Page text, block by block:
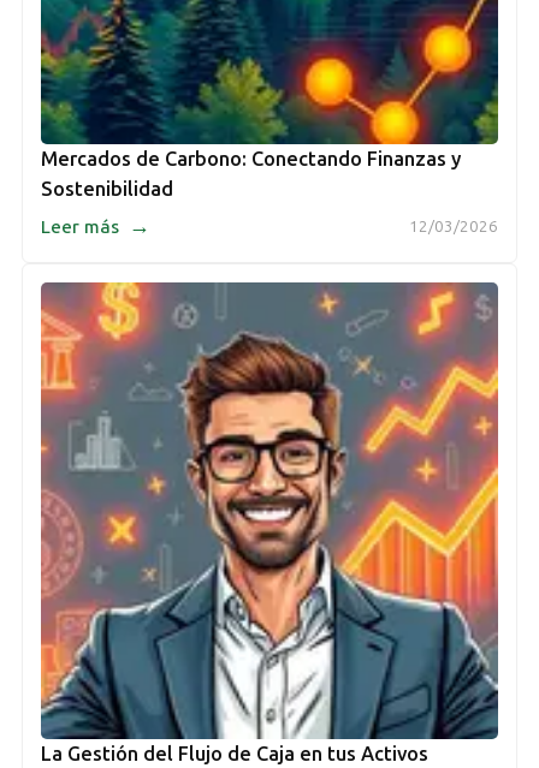
Mercados de Carbono: Conectando Finanzas y
Sostenibilidad
12/03/2026
Leer más →
La Gestión del Flujo de Caja en tus Activos